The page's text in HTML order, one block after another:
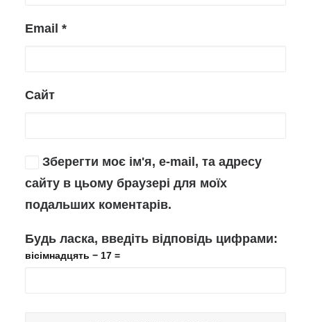
Email *
Сайт
Зберегти моє ім'я, e-mail, та адресу
сайту в цьому браузері для моїх
подальших коментарів.
Будь ласка, введіть відповідь цифрами:
вісімнадцять − 17 =